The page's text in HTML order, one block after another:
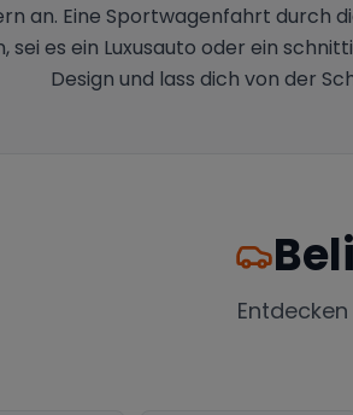
an. Eine Sportwagenfahrt durch
sei es ein Luxusauto oder ein
Design und lass dich von der